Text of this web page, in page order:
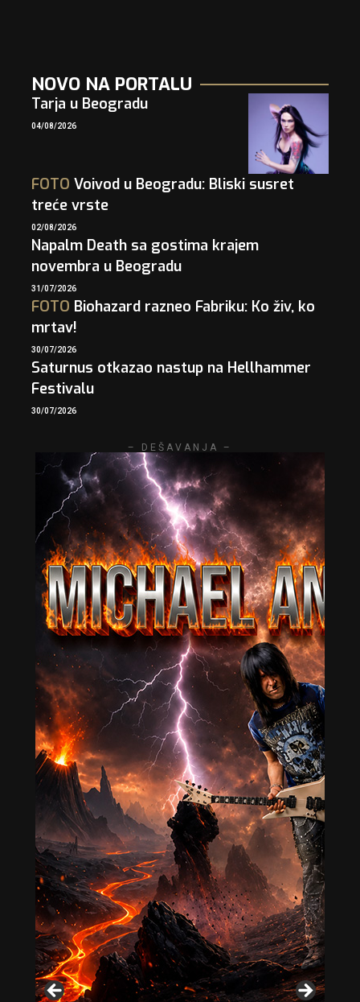
NOVO NA PORTALU
Tarja u Beogradu
04/08/2026
FOTO Voivod u Beogradu: Bliski susret
treće vrste
02/08/2026
Napalm Death sa gostima krajem
novembra u Beogradu
31/07/2026
FOTO Biohazard razneo Fabriku: Ko živ, ko
mrtav!
30/07/2026
Saturnus otkazao nastup na Hellhammer
Festivalu
30/07/2026
– DEŠAVANJA –